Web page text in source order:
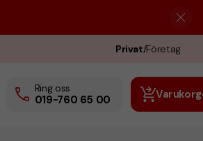
Privat/Företag
Ring oss
019-760 65 00